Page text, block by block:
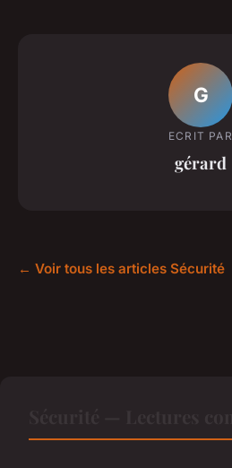
G
ECRIT PAR
gérard
← Voir tous les articles Sécurité